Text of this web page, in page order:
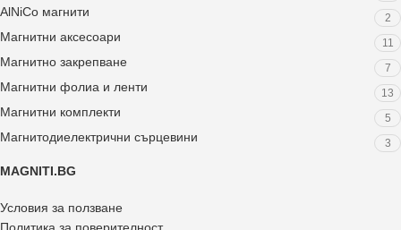
AlNiCo магнити 2
Магнитни аксесоари 11
Магнитно закрепване 7
Магнитни фолиа и ленти 13
Магнитни комплекти 5
Магнитодиелектрични сърцевини 3
MAGNITI.BG
Условия за ползване